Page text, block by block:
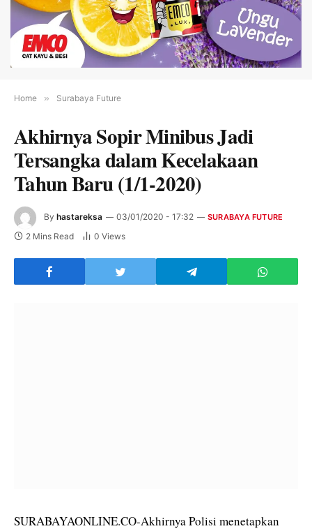
Home » Surabaya Future
Akhirnya Sopir Minibus Jadi
Tersangka dalam Kecelakaan
Tahun Baru (1/1-2020)
By hastareksa 03/01/2020 - 17:32 SURABAYA FUTURE
2 Mins Read 0 Views
SURABAYAONLINE.CO-Akhirnya Polisi menetapkan